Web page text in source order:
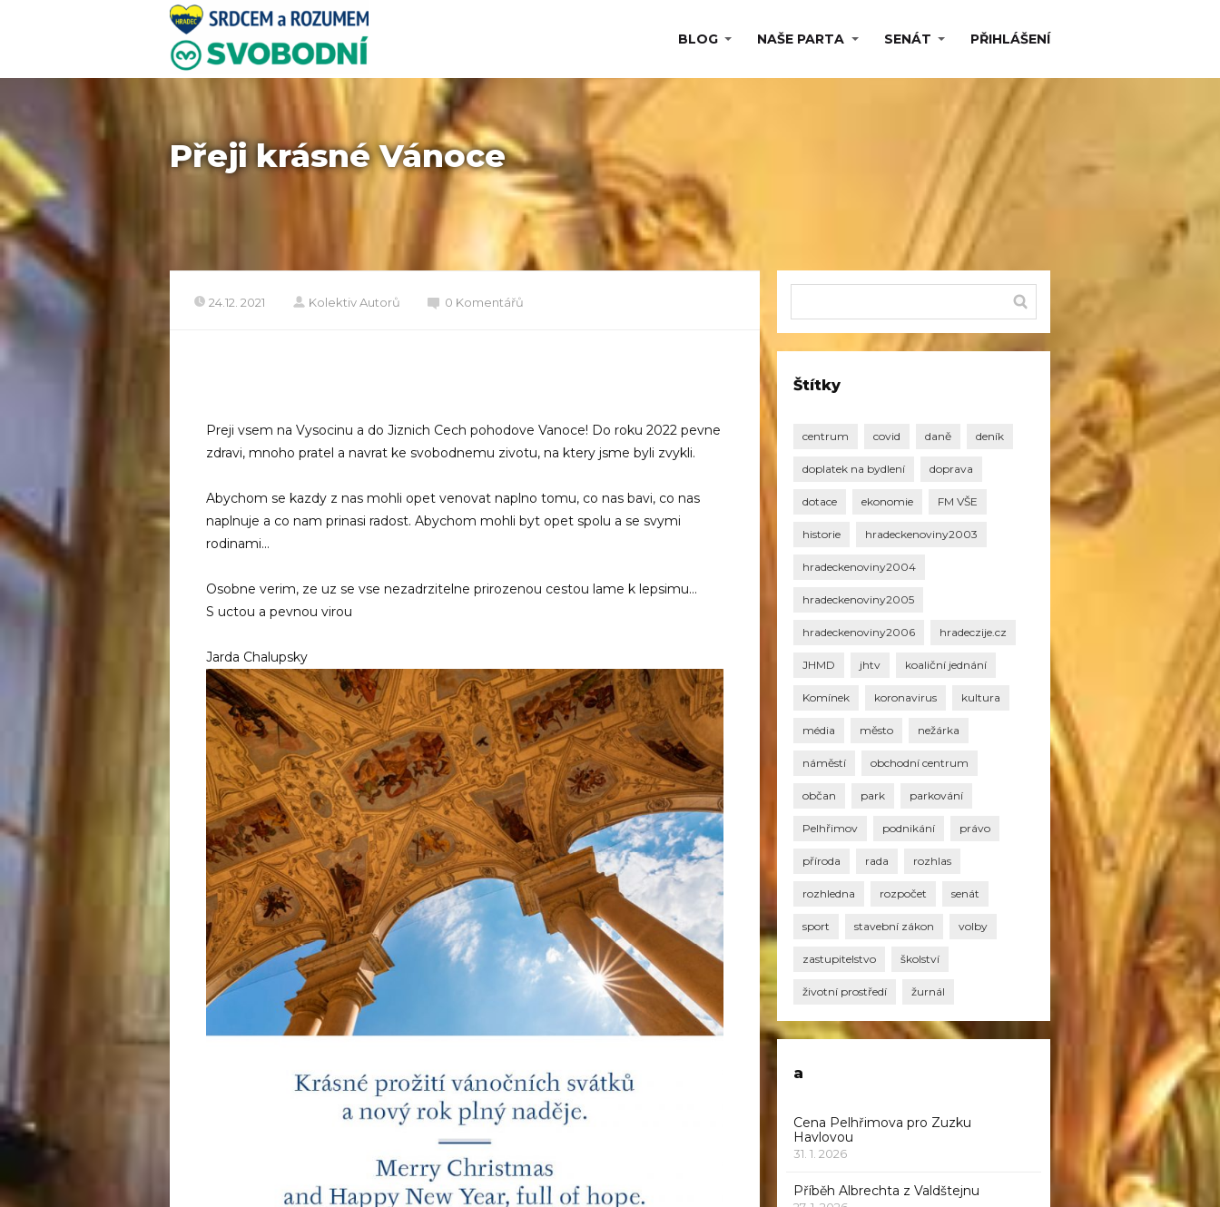
BLOG NAŠE PARTA SENÁT PŘIHLÁŠENÍ
Přeji krásné Vánoce
24.12. 2021 Kolektiv Autorů 0 Komentářů
Preji vsem na Vysocinu a do Jiznich Cech pohodove Vanoce! Do roku 2022 pevne
zdravi, mnoho pratel a navrat ke svobodnemu zivotu, na ktery jsme byli zvykli.
Abychom se kazdy z nas mohli opet venovat naplno tomu, co nas bavi, co nas
naplnuje a co nam prinasi radost. Abychom mohli byt opet spolu a se svymi
rodinami…
Osobne verim, ze uz se vse nezadrzitelne prirozenou cestou lame k lepsimu…
S uctou a pevnou virou
Jarda Chalupsky
Štítky
centrum covid daně deník
doplatek na bydlení doprava
dotace ekonomie FM VŠE
historie hradeckenoviny2003
hradeckenoviny2004
hradeckenoviny2005
hradeckenoviny2006 hradeczije.cz
JHMD jhtv koaliční jednání
Komínek koronavirus kultura
média město nežárka
náměstí obchodní centrum
občan park parkování
Pelhřimov podnikání právo
příroda rada rozhlas
rozhledna rozpočet senát
sport stavební zákon volby
zastupitelstvo školství
životní prostředí žurnál
a
Cena Pelhřimova pro Zuzku
Havlovou
31. 1. 2026
Příběh Albrechta z Valdštejnu